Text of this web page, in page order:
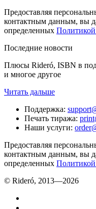
Предоставляя
контактным данным, вы
определенных
Последние новости
Плюсы Rideró, ISBN в
и многое другое
Читать дальше
Поддержка:
Печать тиража:
Наши услуги:
Предоставляя
контактным данным, вы
определенных
© Rideró, 2013—2026